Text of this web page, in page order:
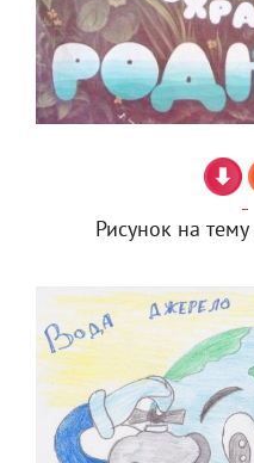
Рисунок на